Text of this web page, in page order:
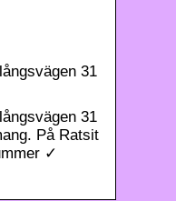
31
31
På Ratsit
✓